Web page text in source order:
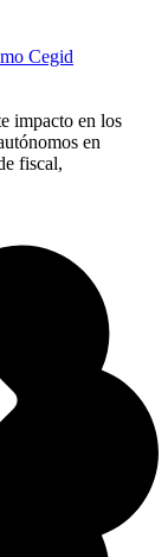
Cegid
impacto en los
en
fiscal,